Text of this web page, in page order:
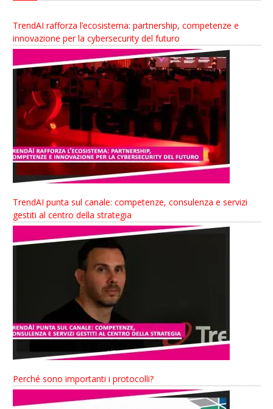
TrendAI rafforza l’ecosistema: partnership, competenze e
innovazione per la cybersecurity del futuro
TrendAI punta sul canale: competenze, consulenza e servizi
gestiti al centro della strategia
Perché sono importanti i protocolli?